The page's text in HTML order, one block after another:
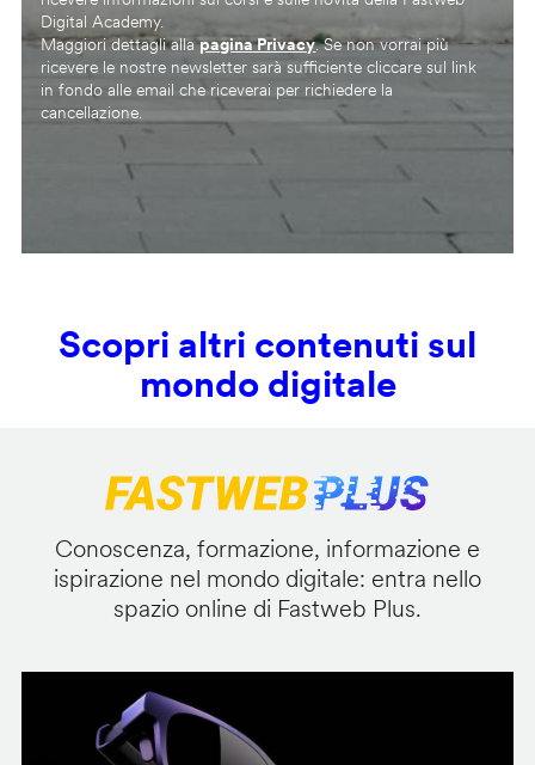
Digital Academy.
Maggiori dettagli allapagina Privacy. Se non vorrai più
ricevere le nostre newsletter sarà sufficiente cliccare sul link
in fondo alle email che riceverai per richiedere la
cancellazione.
Scopri altri contenuti sul
mondo digitale
Conoscenza, formazione, informazione e
ispirazione nel mondo digitale: entra nello
spazio online di Fastweb Plus.